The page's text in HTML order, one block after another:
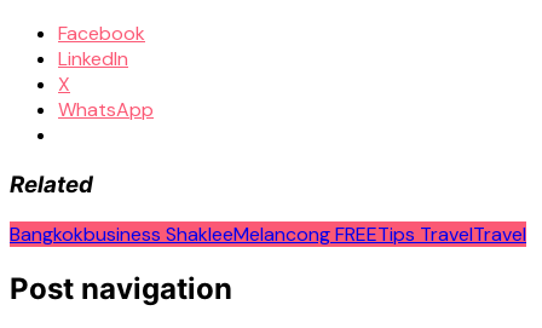
Facebook
LinkedIn
X
WhatsApp
Related
Bangkokbusiness ShakleeMelancong FREETips TravelTravel
Post navigation